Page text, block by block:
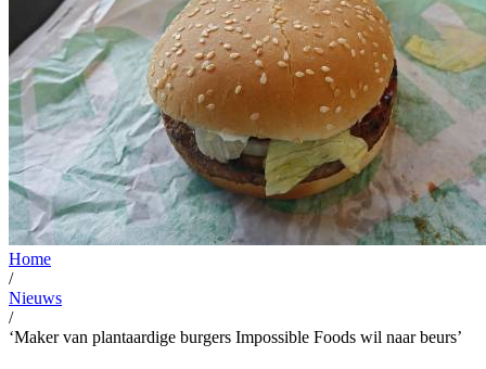
Home
/
Nieuws
/
‘Maker van plantaardige burgers Impossible Foods wil naar beurs’